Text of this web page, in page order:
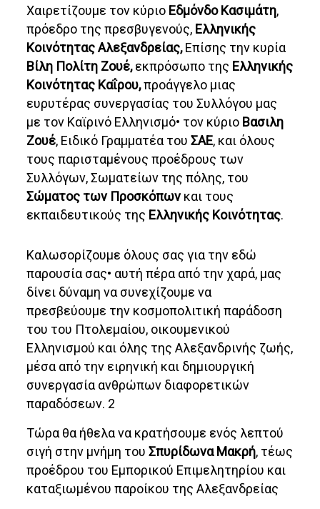
Χαιρετίζουμε τον κύριο Εδμόνδο Κασιμάτη,
πρόεδρο της πρεσβυγενούς, Ελληνικής
Κοινότητας Αλεξανδρείας,Επίσης την κυρία
Βίλη Πολίτη Ζουέ,εκπρόσωπο της Ελληνικής
Κοινότητας Καΐρου,προάγγελο μιας
ευρυτέρας συνεργασίας του Συλλόγου μας
με τον Καϊρινό Ελληνισμό• τον κύριο Βασιλη
Ζουέ, Ειδικό Γραμματέα τουΣΑΕ, και όλους
τους παρισταμένους προέδρους των
Συλλόγων, Σωματείων της πόλης, του
Σώματος των Προσκόπωνκαι τους
εκπαιδευτικούς της Ελληνικής Κοινότητας.
Καλωσορίζουμε όλους σας για την εδώ
παρουσία σας• αυτή πέρα από την χαρά, μας
δίνει δύναμη να συνεχίζουμε να
πρεσβεύουμε την κοσμοπολιτική παράδοση
του του Πτολεμαίου, οικουμενικού
Ελληνισμού και όλης της Αλεξανδρινής ζωής,
μέσα από την ειρηνική και δημιουργική
συνεργασία ανθρώπων διαφορετικών
παραδόσεων. 2
Τώρα θα ήθελα να κρατήσουμε ενός λεπτού
σιγή στην μνήμη τουΣπυρίδωνα Μακρή, τέως
προέδρου του Εμπορικού Επιμελητηρίου και
καταξιωμένου παροίκου της Αλεξανδρείας